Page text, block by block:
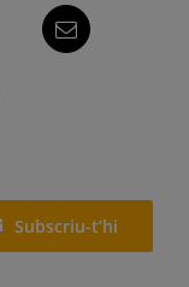
Subscriu-t’hi